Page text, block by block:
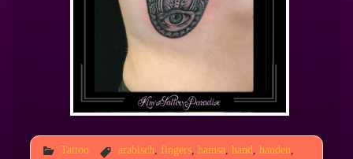
Tattoo arabisch fingers, hamsa hand handen